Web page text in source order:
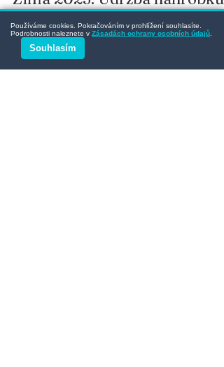
Péče o hrob a údržba hrobu
Zima 2025: Údržba náhrobků z
kovu a dřeva během zimy
Používáme cookies. Pokračováním v prohlížení souhlasíte.
Podrobnosti naleznete v Zásadách ochrany osobních údajů
Souhlasím